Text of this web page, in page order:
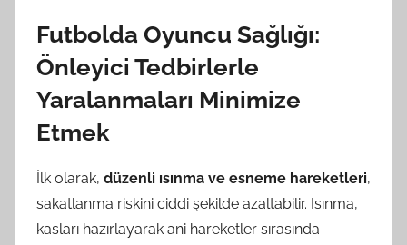
Futbolda Oyuncu Sağlığı:
Önleyici Tedbirlerle
Yaralanmaları Minimize
Etmek
İlk olarak, düzenli ısınma ve esneme hareketleri,
sakatlanma riskini ciddi şekilde azaltabilir. Isınma,
kasları hazırlayarak ani hareketler sırasında